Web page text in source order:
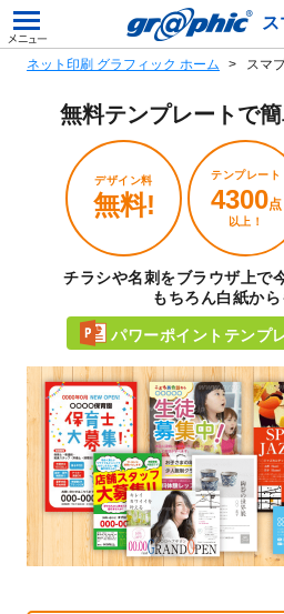
ス
ネット印刷 グラフィック ホーム スマ
無料テンプレートで
デザイン料
無料!
テンプレート
4300点
以上！
チラシや名刺をブラウザ上で
もちろん白紙から
パワーポイントテンプ